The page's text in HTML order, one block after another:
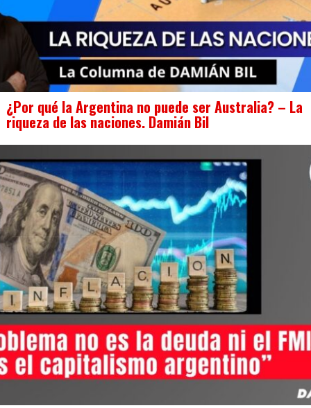
¿Por qué la Argentina no puede ser Australia? – La
riqueza de las naciones. Damián Bil